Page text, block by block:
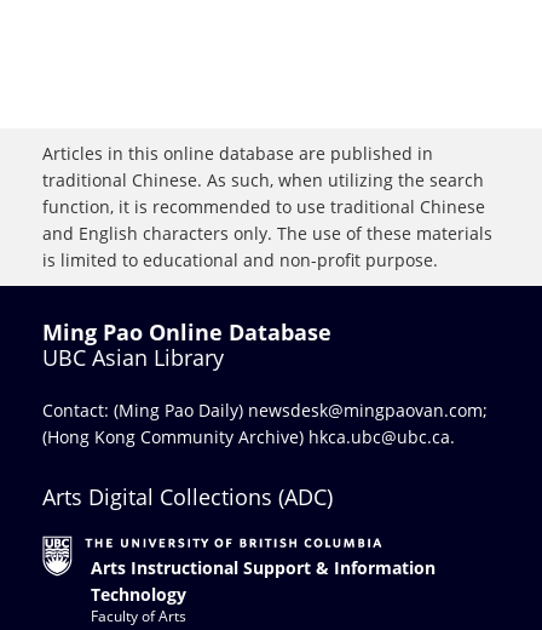
Articles in this online database are published in
traditional Chinese. As such, when utilizing the search
function, it is recommended to use traditional Chinese
and English characters only. The use of these materials
is limited to educational and non-profit purpose.
Ming Pao Online Database
UBC Asian Library
Contact: (Ming Pao Daily) newsdesk@mingpaovan.com;
(Hong Kong Community Archive) hkca.ubc@ubc.ca.
Arts Digital Collections (ADC)
Arts Instructional Support & Information
Technology
Faculty of Arts